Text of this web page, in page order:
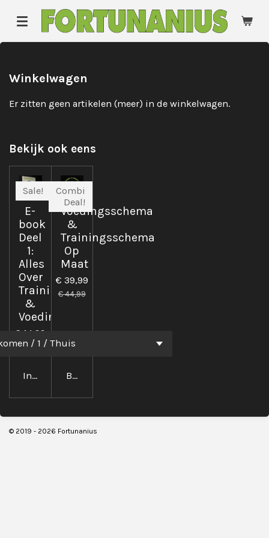
direct
naar
hoofdinhoud
Winkelwagen
Er zitten geen artikelen (meer) in de winkelwagen.
Bekijk ook eens
Sale!
E-
book
Deel
1:
Alles
Over
Training
&
Voeding
€ 14,99
€ 24,99
In winkelwagen
Combi
Deal!
Voedingsschema
&
Trainingsschema
Op
Maat
€ 39,99
€ 44,99
Bekijk details
© 2019 - 2026 Fortunanius